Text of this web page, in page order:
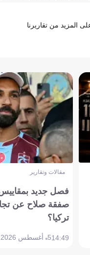
مقالات وتقارير
فصل جديد بمقاييس
صفقة صلاح عن
تركيا؟
14:495 أغسطس 2026